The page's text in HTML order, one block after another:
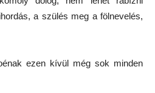
a szülés meg a fölnevelés,
ezen kívül még sok minden